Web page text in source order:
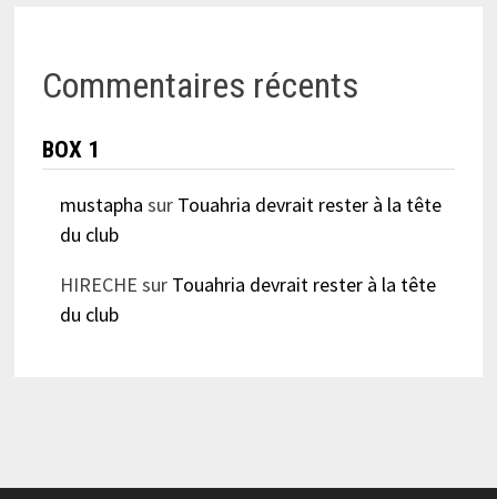
Commentaires récents
BOX 1
mustapha sur Touahria devrait rester à la tête
du club
HIRECHE sur Touahria devrait rester à la tête
du club